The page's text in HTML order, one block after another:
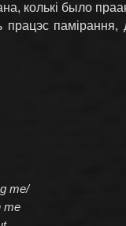
колькі было
працэс памірання,
me/
me